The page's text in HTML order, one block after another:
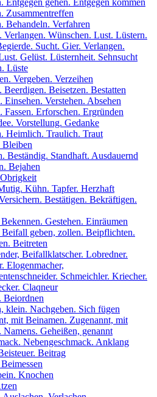
Entgegen gehen. Entgegen kommen
Zusammentreffen
Behandeln. Verfahren
Verlangen. Wünschen. Lust. Lüstern.
Sucht. Gier. Verlangen.
Gelüst. Lüsternheit. Sehnsucht
Lüste
Vergeben. Verzeihen
Beerdigen. Beisetzen. Bestatten
Einsehen. Verstehen. Absehen
Fassen. Erforschen. Ergründen
Vorstellung. Gedanke
Heimlich. Traulich. Traut
Bleiben
Beständig. Standhaft. Ausdauernd
Bejahen
Kühn. Tapfer. Herzhaft
Bestätigen. Bekräftigen.
Gestehen. Einräumen
geben, zollen. Beipflichten.
Beitreten
Beifallklatscher. Lobredner.
Elogenmacher,
Schmeichler. Kriecher.
Claqneur
Beiordnen
klein. Nachgeben. Sich fügen
mit Beinamen. Zugenannt, mit
Namens. Geheißen, genannt
Nebengeschmack. Anklang
Beitrag
Knochen